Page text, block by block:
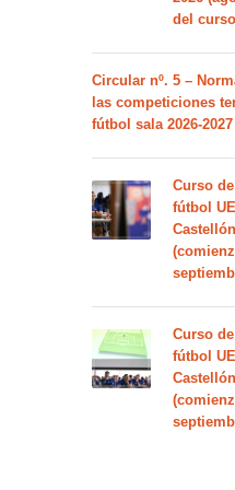
del
Circular nº. 5 –
las competiciones
fútbol sala 2026-2027
Curso
fútbol
Curso
fútbol